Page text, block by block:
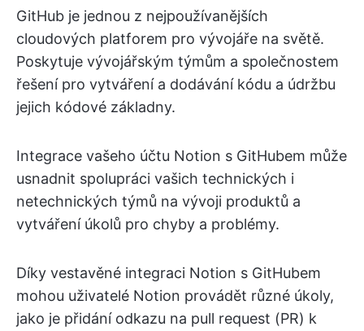
GitHub je jednou z nejpoužívanějších
cloudových platforem pro vývojáře na světě.
Poskytuje vývojářským týmům a společnostem
řešení pro vytváření a dodávání kódu a údržbu
jejich kódové základny.
Integrace vašeho účtu Notion s GitHubem může
usnadnit spolupráci vašich technických i
netechnických týmů na vývoji produktů a
vytváření úkolů pro chyby a problémy.
Díky vestavěné integraci Notion s GitHubem
mohou uživatelé Notion provádět různé úkoly,
jako je přidání odkazu na pull request (PR) k